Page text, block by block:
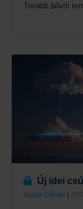
Tovább bővíti
Új idei
Varga Dániel